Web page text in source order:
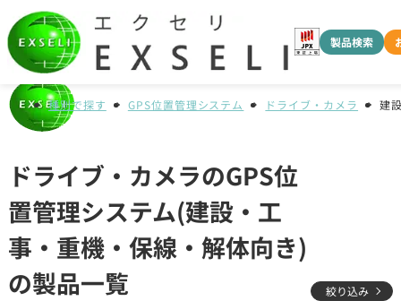
製品検索
種別で探す GPS位置管理システム ドライブ・カメラ 建
ドライブ・カメラのGPS位
置管理システム(建設・工
事・重機・保線・解体向き)
の製品一覧
絞り込み